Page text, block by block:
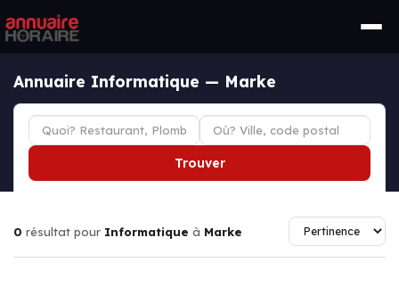
Annuaire Informatique — Marke
Trouver
0 résultat pour Informatique à Marke